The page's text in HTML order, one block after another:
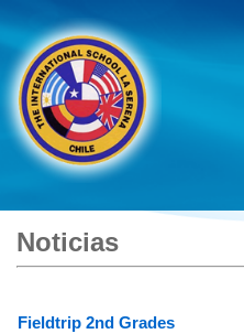
Noticias
Fieldtrip 2nd Grades